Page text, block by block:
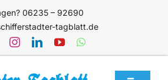
06235 – 92690
tagblatt.de